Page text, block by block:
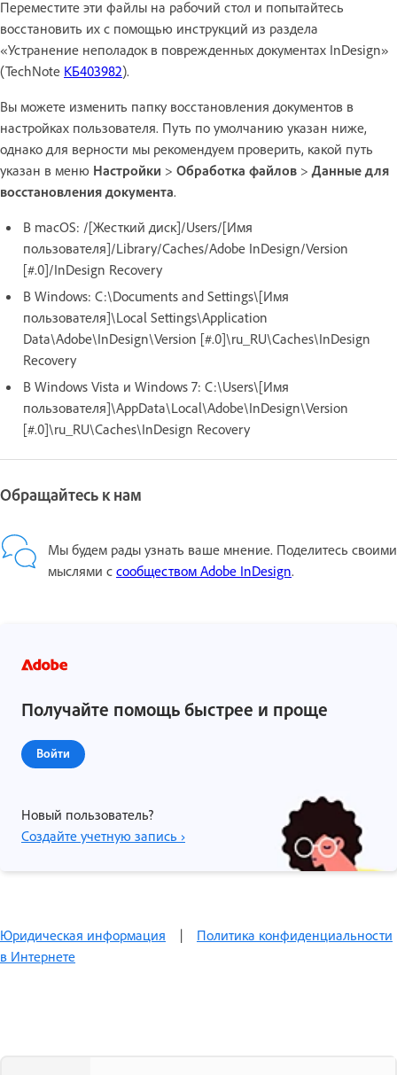
Переместите эти файлы на рабочий стол и попытайтесь
восстановить их с помощью инструкций из раздела
«Устранение неполадок в поврежденных документах InDesign»
(TechNote КБ403982).
Вы можете изменить папку восстановления документов в
настройках пользователя. Путь по умолчанию указан ниже,
однако для верности мы рекомендуем проверить, какой путь
указан в меню Настройки > Обработка файлов >Данные для
восстановления документа.
В macOS: /[Жесткий диск]/Users/[Имя
пользователя]/Library/Caches/Adobe InDesign/Version
[#.0]/InDesign Recovery
В Windows: C:\Documents and Settings\[Имя
пользователя]\Local Settings\Application
Data\Adobe\InDesign\Version [#.0]\ru_RU\Caches\InDesign
Recovery
В Windows Vista и Windows 7: C:\Users\[Имя
пользователя]\AppData\Local\Adobe\InDesign\Version
[#.0]\ru_RU\Caches\InDesign Recovery
Обращайтесь к нам
Мы будем рады узнать ваше мнение. Поделитесь своими
мыслями с сообществом Adobe InDesign.
Получайте помощь быстрее и проще
Войти
Новый пользователь?
Создайте учетную запись ›
Юридическая информация | Политика конфиденциальности
в Интернете